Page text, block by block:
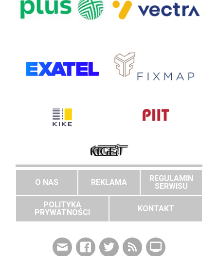
O NAS REKLAMA
REGULAMIN
SERWISU
POLITYKA
PRYWATNOŚCI
KONTAKT